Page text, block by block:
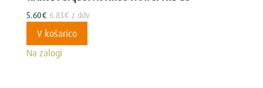
5.60€ 6.83€ z ddv
V košarico
Na zalogi